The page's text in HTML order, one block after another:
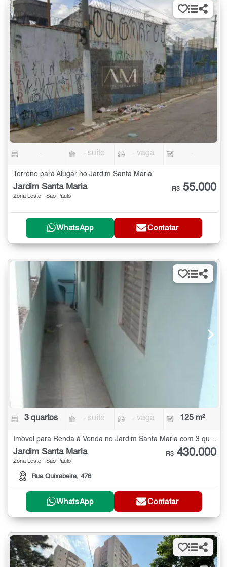
- - suíte - vaga -
Terreno para Alugar no Jardim Santa Maria
Jardim Santa Maria
Zona Leste - São Paulo
R$ 55.000
WhatsApp Contatar
3 quartos - suíte - vaga 125 m²
Imóvel para Renda à Venda no Jardim Santa Maria com 3 quartos - 125 m²
Jardim Santa Maria
Zona Leste - São Paulo
Rua Quixabeira, 476
R$ 430.000
WhatsApp Contatar